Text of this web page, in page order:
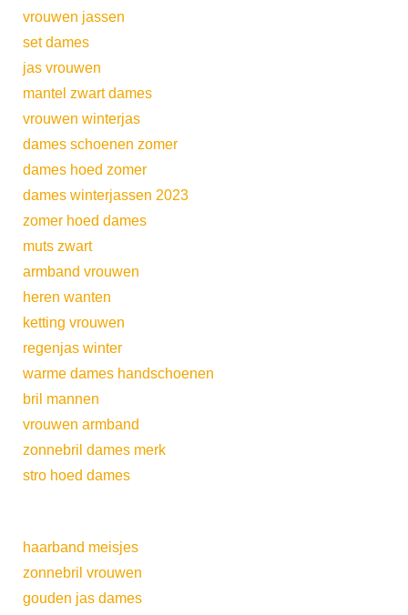
vrouwen jassen
set dames
jas vrouwen
mantel zwart dames
vrouwen winterjas
dames schoenen zomer
dames hoed zomer
dames winterjassen 2023
zomer hoed dames
muts zwart
armband vrouwen
heren wanten
ketting vrouwen
regenjas winter
warme dames handschoenen
bril mannen
vrouwen armband
zonnebril dames merk
stro hoed dames
haarband meisjes
zonnebril vrouwen
gouden jas dames